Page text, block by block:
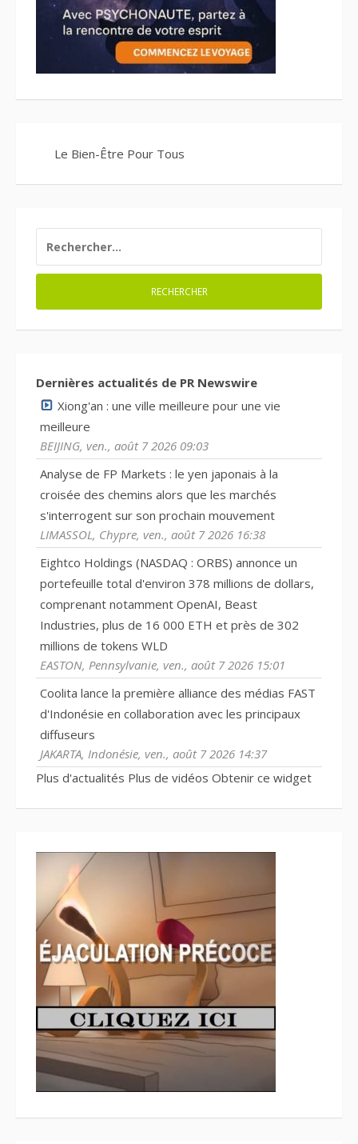
Le Bien-Être Pour Tous
Dernières actualités de PR Newswire
Xiong'an : une ville meilleure pour une vie
meilleure
BEIJING, ven., août 7 2026 09:03
Analyse de FP Markets : le yen japonais à la
croisée des chemins alors que les marchés
s'interrogent sur son prochain mouvement
LIMASSOL, Chypre, ven., août 7 2026 16:38
Eightco Holdings (NASDAQ : ORBS) annonce un
portefeuille total d'environ 378 millions de dollars,
comprenant notamment OpenAI, Beast
Industries, plus de 16 000 ETH et près de 302
millions de tokens WLD
EASTON, Pennsylvanie, ven., août 7 2026 15:01
Coolita lance la première alliance des médias FAST
d'Indonésie en collaboration avec les principaux
diffuseurs
JAKARTA, Indonésie, ven., août 7 2026 14:37
Plus d'actualités Plus de vidéos Obtenir ce widget